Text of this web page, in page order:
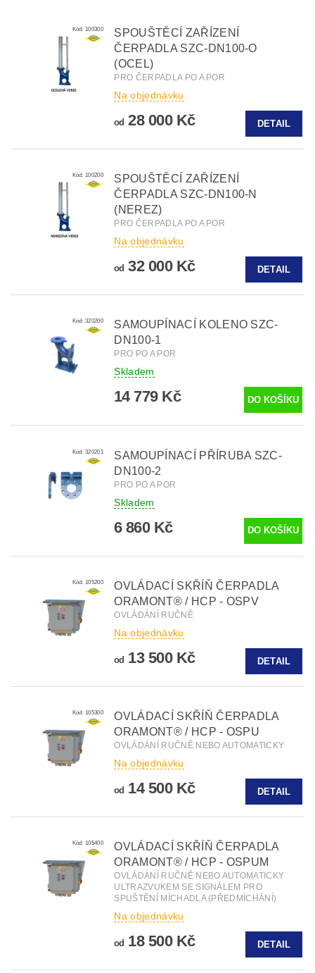
Kód:100300
SPOUŠTĚCÍ ZAŘÍZENÍ
ČERPADLA SZC-DN100-O
(OCEL)
PRO ČERPADLA PO A POR
Na objednávku
od 28 000 Kč DETAIL
Kód:100200
SPOUŠTĚCÍ ZAŘÍZENÍ
ČERPADLA SZC-DN100-N
(NEREZ)
PRO ČERPADLA PO A POR
Na objednávku
od 32 000 Kč DETAIL
Kód:320200
SAMOUPÍNACÍ KOLENO SZC-
DN100-1
PRO PO A POR
Skladem
14 779 Kč
Kód:320201
SAMOUPÍNACÍ PŘÍRUBA SZC-
DN100-2
PRO PO A POR
Skladem
6 860 Kč
Kód:105200
OVLÁDACÍ SKŘÍŇ ČERPADLA
ORAMONT® / HCP - OSPV
OVLÁDÁNÍ RUČNĚ
Na objednávku
od 13 500 Kč DETAIL
Kód:105300
OVLÁDACÍ SKŘÍŇ ČERPADLA
ORAMONT® / HCP - OSPU
OVLÁDÁNÍ RUČNĚ NEBO AUTOMATICKY
Na objednávku
od 14 500 Kč DETAIL
Kód:105400
OVLÁDACÍ SKŘÍŇ ČERPADLA
ORAMONT® / HCP - OSPUM
OVLÁDÁNÍ RUČNĚ NEBO AUTOMATICKY
ULTRAZVUKEM SE SIGNÁLEM PRO
SPUŠTĚNÍ MÍCHADLA (PŘEDMÍCHÁNÍ)
Na objednávku
od 18 500 Kč DETAIL